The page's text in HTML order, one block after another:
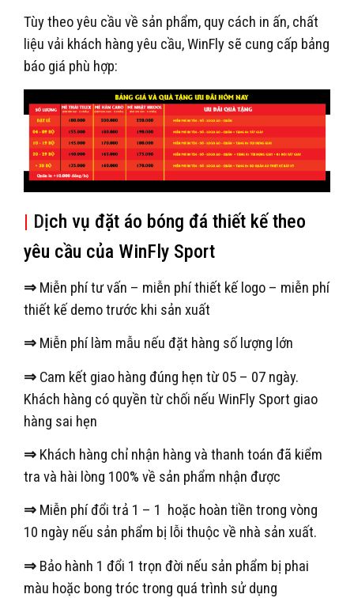
Tùy theo yêu cầu về sản phẩm, quy cách in ấn, chất
liệu vải khách hàng yêu cầu, WinFly sẽ cung cấp bảng
báo giá phù hợp:
| Dịch vụ đặt áo bóng đá thiết kế theo
yêu cầu của WinFly Sport
⇒ Miễn phí tư vấn – miễn phí thiết kế logo – miễn phí
thiết kế demo trước khi sản xuất
⇒ Miễn phí làm mẫu nếu đặt hàng số lượng lớn
⇒ Cam kết giao hàng đúng hẹn từ 05 – 07 ngày.
Khách hàng có quyền từ chối nếu WinFly Sport giao
hàng sai hẹn
⇒ Khách hàng chỉ nhận hàng và thanh toán đã kiểm
tra và hài lòng 100% về sản phẩm nhận được
⇒ Miễn phí đổi trả 1 – 1 hoặc hoàn tiền trong vòng
10 ngày nếu sản phẩm bị lỗi thuộc về nhà sản xuất.
⇒ Bảo hành 1 đổi 1 trọn đời nếu sản phẩm bị phai
màu hoặc bong tróc trong quá trình sử dụng